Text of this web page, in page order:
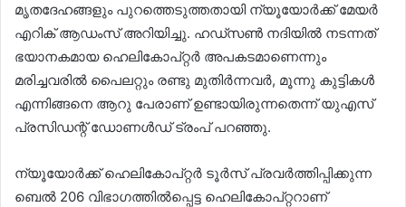
മൃതദേഹങ്ങളും പുറത്തെടുത്തതായി ന്യൂയോർക്ക് മേയർ
എറിക് ആഡംസ് അറിയിച്ചു. ഹഡ്‌സൺ നദിയിൽ നടന്നത്
ഭയാനകമായ ഹെലികോപ്റ്റർ അപകടമാണെന്നും
മരിച്ചവരിൽ പൈലറ്റും രണ്ടു മുതിർന്നവർ, മൂന്നു കുട്ടികൾ
എന്നിങ്ങനെ ആറു പേരാണ് ഉണ്ടായിരുന്നതെന്ന് യുഎസ്
പ്രസിഡന്റ് ഡോണൾഡ് ട്രംപ് പറഞ്ഞു.
ന്യൂയോർക്ക് ഹെലികോപ്റ്റർ ടൂർസ് പ്രവർത്തിപ്പിക്കുന്ന
ബെൽ 206 വിഭാഗത്തിൽപ്പെട്ട ഹെലികോപ്റ്ററാണ്